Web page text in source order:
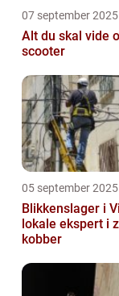
07 september 2025
Alt du skal vide
scooter
05 september 2025
Blikkenslager i
lokale ekspert i
kobber